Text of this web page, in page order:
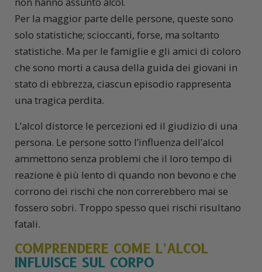
Per la maggior parte delle persone, queste sono
solo statistiche; scioccanti, forse, ma soltanto
statistiche. Ma per le famiglie e gli amici di coloro
che sono morti a causa della guida dei giovani in
stato di ebbrezza, ciascun episodio rappresenta
una tragica perdita.
L’alcol distorce le percezioni ed il giudizio di una
persona. Le persone sotto l’influenza dell’alcol
ammettono senza problemi che il loro tempo di
reazione è più lento di quando non bevono e che
corrono dei rischi che non correrebbero mai se
fossero sobri. Troppo spesso quei rischi risultano
fatali.
COMPRENDERE COME L’ALCOL
INFLUISCE SUL CORPO